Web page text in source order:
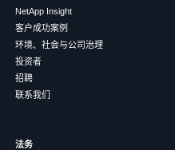
NetApp Insight
客户成功案例
环境、社会与公司治理
投资者
招聘
联系我们
法务